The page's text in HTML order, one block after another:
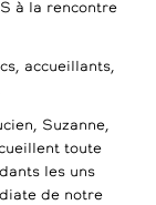
à la rencontre
accueillants,
Suzanne,
toute
les uns
de notre